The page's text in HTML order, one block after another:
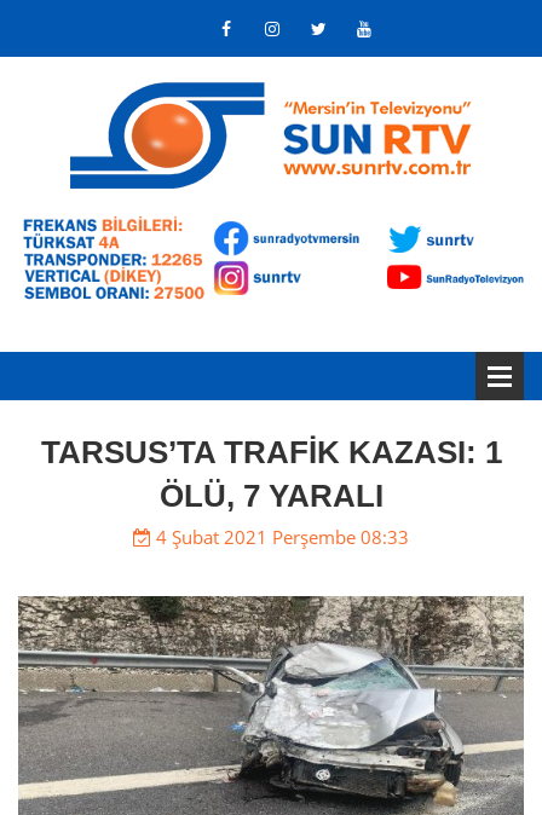
TARSUS’TA TRAFİK KAZASI: 1
ÖLÜ, 7 YARALI
4 Şubat 2021 Perşembe 08:33